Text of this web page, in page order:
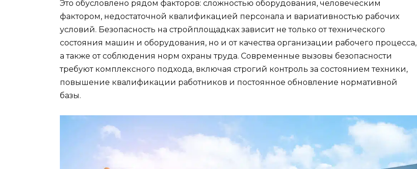
Это обусловлено рядом факторов: сложностью оборудования, человеческим
фактором, недостаточной квалификацией персонала и вариативностью рабочих
условий. Безопасность на стройплощадках зависит не только от технического
состояния машин и оборудования, но и от качества организации рабочего процесса,
а также от соблюдения норм охраны труда. Современные вызовы безопасности
требуют комплексного подхода, включая строгий контроль за состоянием техники,
повышение квалификации работников и постоянное обновление нормативной
базы.